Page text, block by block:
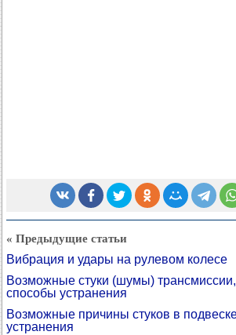
« Предыдущие статьи
Вибрация и удары на рулевом колесе
Возможные стуки (шумы)
способы устранения
Возможные причины стуков в
устранения